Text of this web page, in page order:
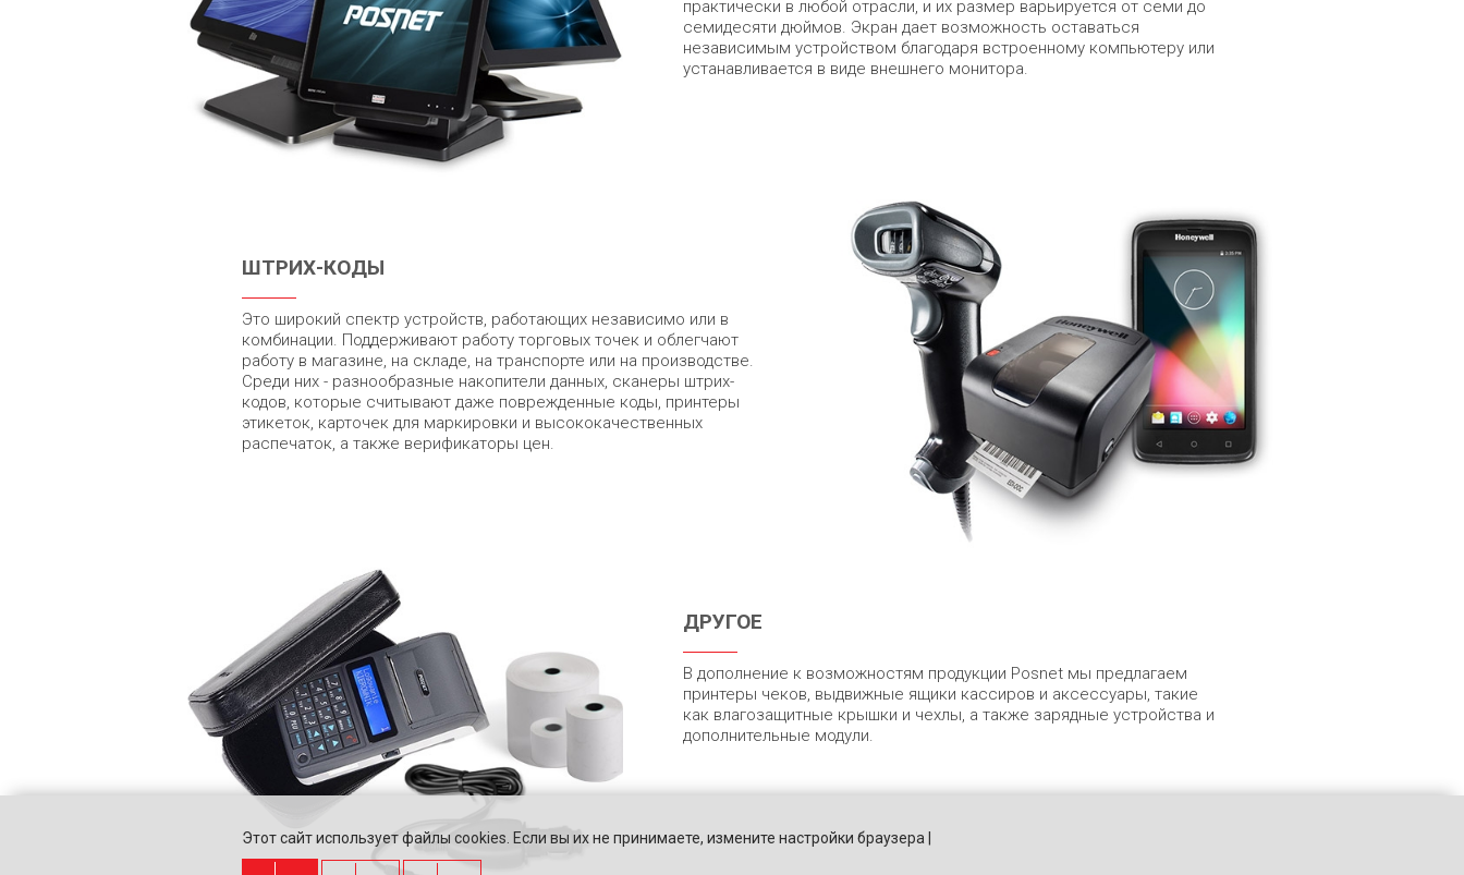
практически в любой отрасли, и их размер варьируется от семи до
семидесяти дюймов. Экран дает возможность оставаться
независимым устройством благодаря встроенному компьютеру или
устанавливается в виде внешнего монитора.
ШТРИХ-КОДЫ
Это широкий спектр устройств, работающих независимо или в
комбинации. Поддерживают работу торговых точек и облегчают
работу в магазине, на складе, на транспорте или на производстве.
Среди них - разнообразные накопители данных, сканеры штрих-
кодов, которые считывают даже поврежденные коды, принтеры
этикеток, карточек для маркировки и высококачественных
распечаток, а также верификаторы цен.
ДРУГОЕ
В дополнение к возможностям продукции Posnet мы предлагаем
принтеры чеков, выдвижные ящики кассиров и аксессуары, такие
как влагозащитные крышки и чехлы, а также зарядные устройства и
дополнительные модули.
Этот сайт использует файлы cookies. Если вы их не принимаете, измените настройки браузера |